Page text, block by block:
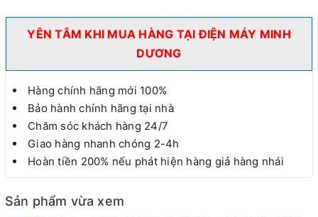
YÊN TÂM KHI MUA HÀNG TẠI ĐIỆN MÁY MINH
DƯƠNG
Hàng chính hãng mới 100%
Bảo hành chính hãng tại nhà
Chăm sóc khách hàng 24/7
Giao hàng nhanh chóng 2-4h
Hoàn tiền 200% nếu phát hiện hàng giả hàng nhái
Sản phẩm vừa xem